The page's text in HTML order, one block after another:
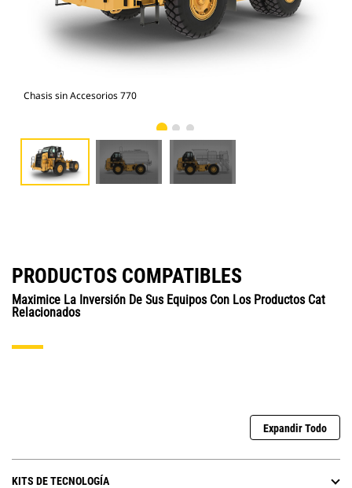
Chasis sin Accesorios 770
PRODUCTOS COMPATIBLES
Maximice La Inversión De Sus Equipos Con Los Productos Cat
Relacionados
Expandir Todo
KITS DE TECNOLOGÍA